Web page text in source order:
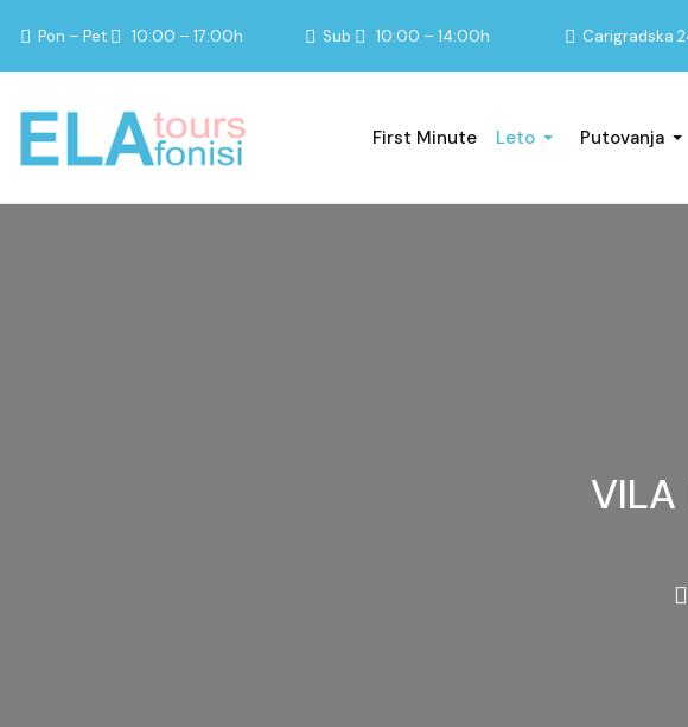
Pon – Pet 10:00 – 17:00h Sub 10:00 – 14:00h Carigradska
First Minute Leto Putovanja
VILA